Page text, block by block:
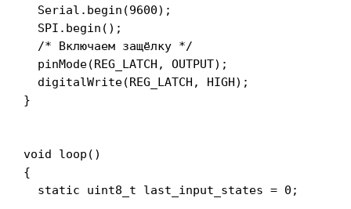
  Serial.begin(9600);
  SPI.begin();
  /* Включаем защёлку */
  pinMode(REG_LATCH, OUTPUT);
  digitalWrite(REG_LATCH, HIGH);
}
void loop()
{
  static uint8_t last_input_states = 0;